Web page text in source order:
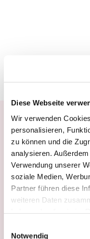
Diese Webseite
Wir verwenden
personalisieren,
zu können und die
analysieren.
Verwendung unserer
soziale Medien,
Partner führen diese
weiteren Daten
Notwendig
Weitere
Beiträge